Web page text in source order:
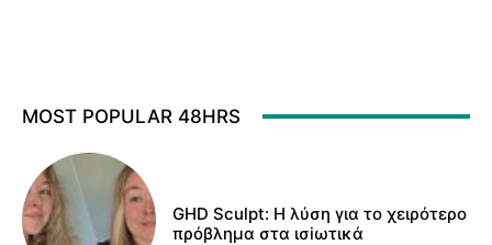
MOST POPULAR 48HRS
GHD Sculpt: Η λύση για το χειρότερο
πρόβλημα στα ισiωτικά